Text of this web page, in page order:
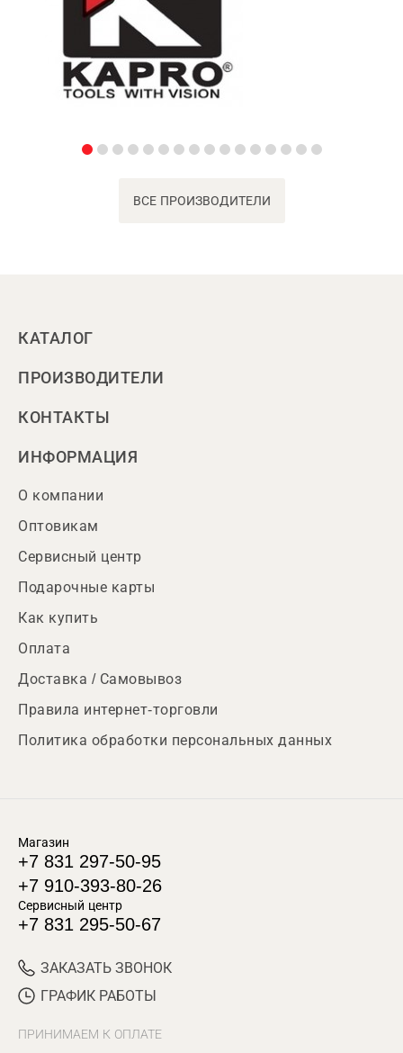
ВСЕ ПРОИЗВОДИТЕЛИ
КАТАЛОГ
ПРОИЗВОДИТЕЛИ
КОНТАКТЫ
ИНФОРМАЦИЯ
О компании
Оптовикам
Сервисный центр
Подарочные карты
Как купить
Оплата
Доставка / Самовывоз
Правила интернет-торговли
Политика обработки персональных данных
Магазин
+7 831 297-50-95
+7 910-393-80-26
Сервисный центр
+7 831 295-50-67
ЗАКАЗАТЬ ЗВОНОК
ГРАФИК РАБОТЫ
ПРИНИМАЕМ К ОПЛАТЕ